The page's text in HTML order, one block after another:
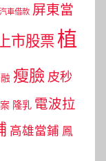
車借款 屏東當
市股票植
瘦臉 皮秒
隆乳 電波拉
高雄當鋪 鳳